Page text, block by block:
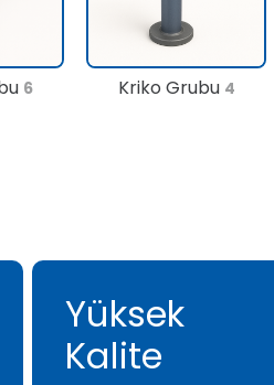
6 Kriko Grubu 4
Yüksek
Kalite